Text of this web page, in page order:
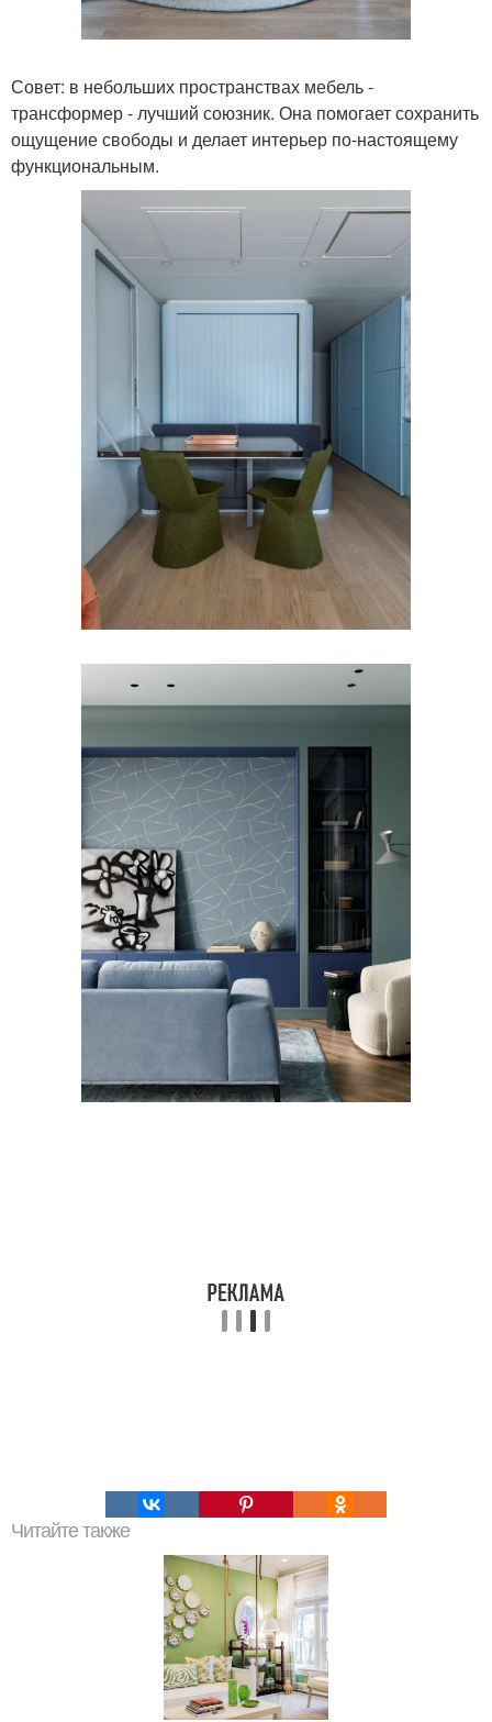
Совет: в небольших пространствах мебель -
трансформер - лучший союзник. Она помогает сохранить
ощущение свободы и делает интерьер по-настоящему
функциональным.
Читайте также